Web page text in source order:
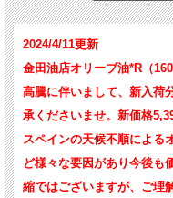
2024/4/11更新
金田油店オリーブ油*R（
高騰に伴いまして、新入荷
承くださいませ。新価格
スペインの天候不順による
ど様々な要因があり今後も
縮ではございますが、ご理